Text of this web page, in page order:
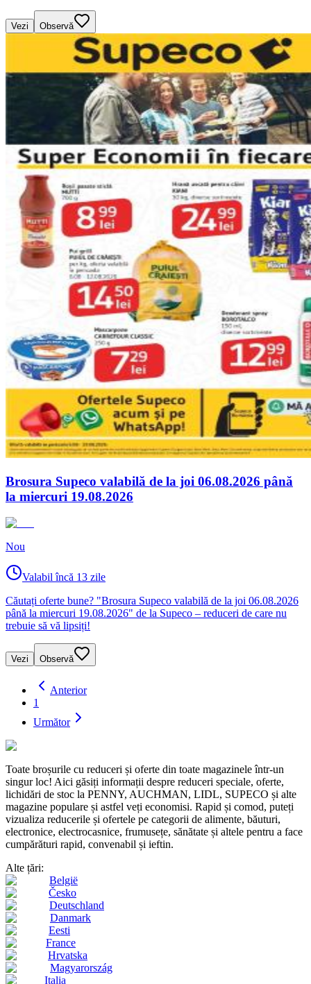
Vezi Observă
Brosura Supeco valabilă de la joi 06.08.2026 până
la miercuri 19.08.2026
Nou
Valabil încă 13 zile
Căutați oferte bune? "Brosura Supeco valabilă de la joi 06.08.2026
până la miercuri 19.08.2026" de la Supeco – reduceri de care nu
trebuie să vă lipsiți!
Vezi Observă
Anterior
1
Următor
Toate broșurile cu reduceri și oferte din toate magazinele într-un
singur loc! Aici găsiți informații despre reduceri speciale, oferte,
lichidări de stoc la PENNY, AUCHMAN, LIDL, SUPECO și alte
magazine populare și astfel veți economisi. Rapid și comod, puteți
vizualiza reducerile și ofertele pe categorii de alimente, băuturi,
electronice, electrocasnice, frumusețe, sănătate și altele pentru a face
cumpărături rapid, convenabil și ieftin.
Alte țări:
België
Česko
Deutschland
Danmark
Eesti
France
Hrvatska
Magyarország
Italia